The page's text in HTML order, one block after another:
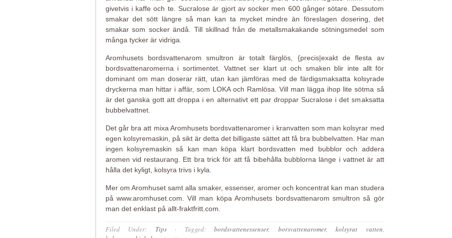
givetvis i kaffe och te. Sucralose är gjort av socker men 600 gånger sötare. Dessutom
smakar det sött längre så man kan ta mycket mindre än föreslagen dosering, det
smakar som socker ändå. Till skillnad från de metallsmakakande sötningsmedel som
många tycker är vidriga.
Aromhusets bordsvattenarom smultron är totalt färglös, {precis|exakt de flesta av
bordsvattenaromerna i sortimentet. Vattnet ser klart ut och smaken blir inte allt för
dominant om man doserar rätt, utan kan jämföras med de färdigsmaksatta kolsyrade
dryckerna man hittar i affär, som LOKA och Ramlösa. Vill man lägga ihop lite sötma så
är det ganska gott att droppa i en alternativt ett par droppar Sucralose i det smaksatta
bubbelvattnet.
Det går bra att mixa Aromhusets bordsvattenaromer i kranvatten som man kolsyrar med
egen kolsyremaskin, på sikt är detta det billigaste sättet att få bra bubbelvatten. Har man
ingen kolsyremaskin så kan man köpa klart bordsvatten med bubblor och addera
aromen vid restaurang. Ett bra trick för att få bibehålla bubblorna länge i vattnet är att
hålla det kyligt, kolsyra trivs i kyla.
Mer om Aromhuset samt alla smaker, essenser, aromer och koncentrat kan man studera
på www.aromhuset.com. Vill man köpa Aromhusets bordsvattenarom smultron så gör
man det enklast på allt-fraktfritt.com.
Filed Under: Tips· Tagged: bordsvattenessenser, borsvattenaromer, kolsyrat vatten,